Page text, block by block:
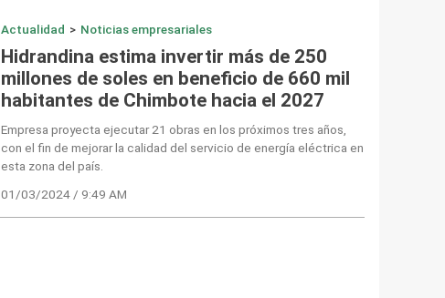
Actualidad > Noticias empresariales
Hidrandina estima invertir más de 250
millones de soles en beneficio de 660 mil
habitantes de Chimbote hacia el 2027
Empresa proyecta ejecutar 21 obras en los próximos tres años,
con el fin de mejorar la calidad del servicio de energía eléctrica en
esta zona del país.
01/03/2024 / 9:49 AM